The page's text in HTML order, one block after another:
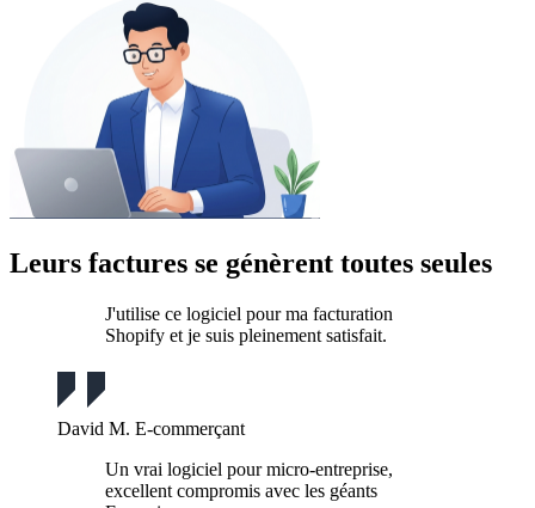
Leurs factures se génèrent toutes seules
J'utilise ce logiciel pour ma facturation
Shopify et je suis pleinement satisfait.
David M. E-commerçant
Un vrai logiciel pour micro-entreprise,
excellent compromis avec les géants